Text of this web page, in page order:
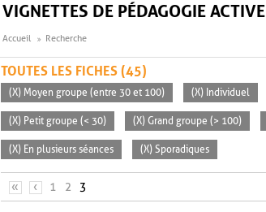
VIGNETTES DE PÉDAGOGIE ACTIVE
Accueil Recherche
TOUTES LES FICHES (45)
(X) Moyen groupe (entre 30 et 100) (X) Individuel
(X) Petit groupe (< 30) (X) Grand groupe (> 100)
(X) En plusieurs séances (X) Sporadiques
PAGES
« ‹ 1 2 3